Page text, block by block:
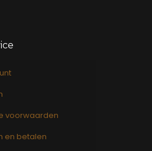
voorwaarden
en betalen